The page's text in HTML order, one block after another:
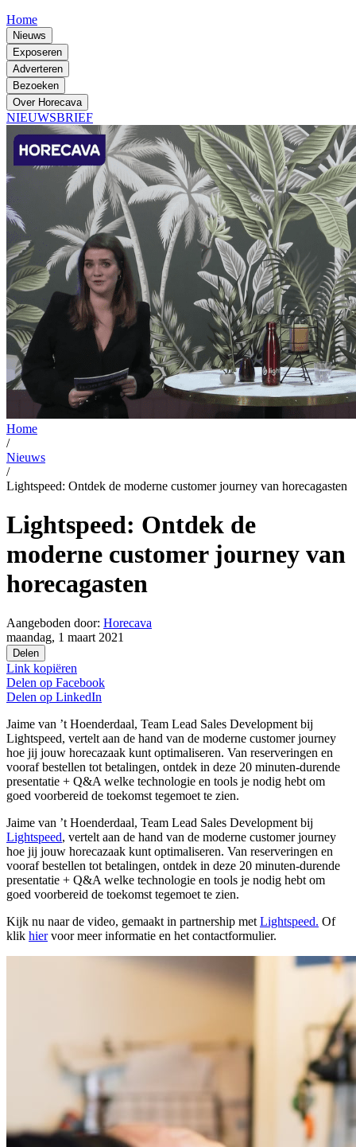
Home
Nieuws
Exposeren
Adverteren
Bezoeken
Over Horecava
NIEUWSBRIEF
Home
/
Nieuws
/
Lightspeed: Ontdek de moderne customer journey van horecagasten
Lightspeed: Ontdek de
moderne customer journey van
horecagasten
Aangeboden door: Horecava
maandag, 1 maart 2021
Delen
Link kopiëren
Delen op Facebook
Delen op LinkedIn
Jaime van ’t Hoenderdaal, Team Lead Sales Development bij
Lightspeed, vertelt aan de hand van de moderne customer journey
hoe jij jouw horecazaak kunt optimaliseren. Van reserveringen en
vooraf bestellen tot betalingen, ontdek in deze 20 minuten-durende
presentatie + Q&A welke technologie en tools je nodig hebt om
goed voorbereid de toekomst tegemoet te zien.
Jaime van ’t Hoenderdaal, Team Lead Sales Development bij
Lightspeed, vertelt aan de hand van de moderne customer journey
hoe jij jouw horecazaak kunt optimaliseren. Van reserveringen en
vooraf bestellen tot betalingen, ontdek in deze 20 minuten-durende
presentatie + Q&A welke technologie en tools je nodig hebt om
goed voorbereid de toekomst tegemoet te zien.
Kijk nu naar de video, gemaakt in partnership met Lightspeed. Of
klik hiervoor meer informatie en het contactformulier.